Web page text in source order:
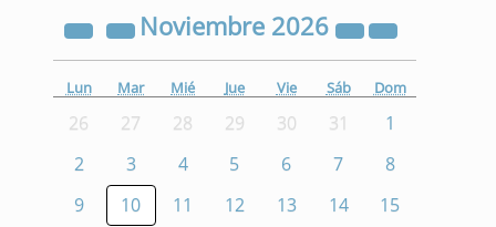
Noviembre 2026
Lun Mar Mié Jue Vie Sáb Dom
26 27 28 29 30 31
1
2
3 4 5 6 7
8
9
10 11 12 13 14
15